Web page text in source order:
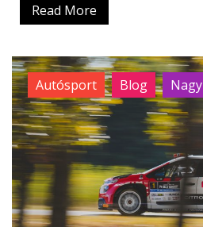
Read More
Autósport Blog